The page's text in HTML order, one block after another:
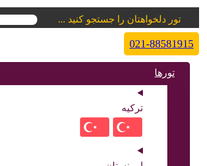
تور دلخواهتان را جستجو کنید ...
021-88581915
تورها
ترکیه